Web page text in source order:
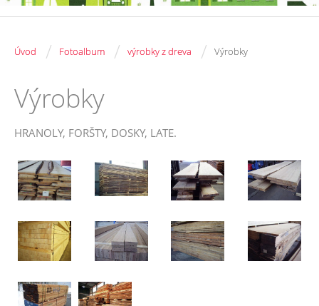
Úvod / Fotoalbum / výrobky z dreva / Výrobky
Výrobky
HRANOLY, FORŠTY, DOSKY, LATE.